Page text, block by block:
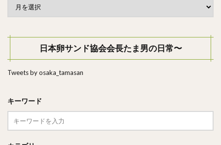
日本卵サンド協会会長たま男の日常〜
Tweets by osaka_tamasan
キーワード